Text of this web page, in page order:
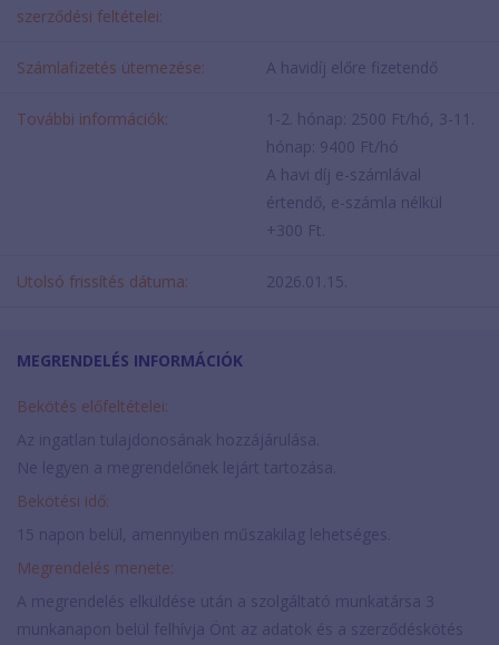
szerződési feltételei:
Számlafizetés ütemezése: A havidíj előre fizetendő
További információk:
1-2. hónap: 2500 Ft/hó, 3-11.
hónap: 9400 Ft/hó
A havi díj e-számlával
értendő, e-számla nélkül
+300 Ft.
Utolsó frissítés dátuma: 2026.01.15.
MEGRENDELÉS INFORMÁCIÓK
Bekötés előfeltételei:
Bekötési idő:
Megrendelés menete: